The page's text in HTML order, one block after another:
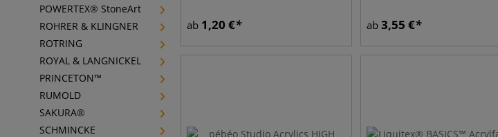
POWERTEX® StoneArt
ROHRER & KLINGNER
ROTRING
ROYAL & LANGNICKEL
PRINCETON™
RUMOLD
SAKURA®
SCHMINCKE
ab 1,20 € ab 3,55 €